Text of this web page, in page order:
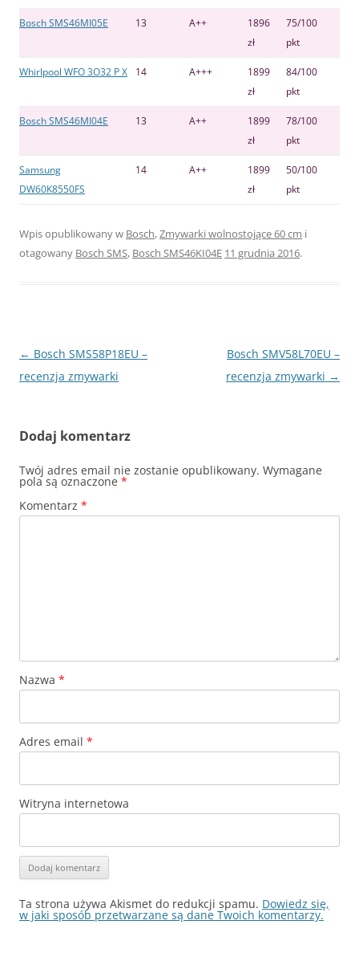
Bosch SMS46MI05E 13 A++
1896
zł
75/100
pkt
Whirlpool WFO 3O32 P X 14 A+++
1899
zł
84/100
pkt
Bosch SMS46MI04E 13 A++
1899
zł
78/100
pkt
Samsung
DW60K8550FS
14 A++
1899
zł
50/100
pkt
Wpis opublikowany w Bosch,Zmywarki wolnostojące 60 cm i
otagowany Bosch SMS, Bosch SMS46KI04E 11 grudnia 2016.
Nawigacja
wpisu
← Bosch SMS58P18EU –
recenzja zmywarki
Bosch SMV58L70EU –
recenzja zmywarki →
Dodaj komentarz
Twój adres email nie zostanie opublikowany. Wymagane
pola są oznaczone *
Komentarz *
Nazwa *
Adres email *
Witryna internetowa
Ta strona używa Akismet do redukcji spamu. Dowiedz się,
w jaki sposób przetwarzane są dane Twoich komentarzy.